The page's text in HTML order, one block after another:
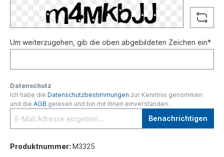
Um weiterzugehen, gib die oben abgebildeten Zeichen ein*
Datenschutz
Ich habe die Datenschutzbestimmungen zur Kenntnis genommen
und die AGB gelesen und bin mit ihnen einverstanden.
Benachrichtigen
Produktnummer: M3325